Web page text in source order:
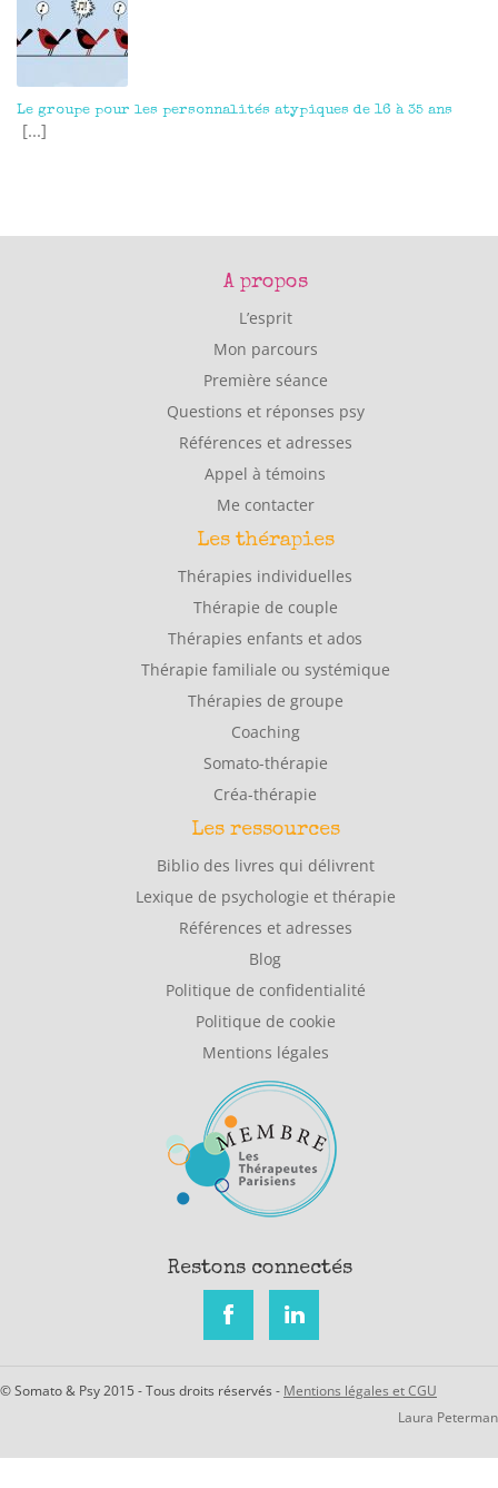
Le groupe pour les personnalités atypiques de 16 à 35 ans
[...]
A propos
L’esprit
Mon parcours
Première séance
Questions et réponses psy
Références et adresses
Appel à témoins
Me contacter
Les thérapies
Thérapies individuelles
Thérapie de couple
Thérapies enfants et ados
Thérapie familiale ou systémique
Thérapies de groupe
Coaching
Somato-thérapie
Créa-thérapie
Les ressources
Biblio des livres qui délivrent
Lexique de psychologie et thérapie
Références et adresses
Blog
Politique de confidentialité
Politique de cookie
Mentions légales
Restons connectés
© Somato & Psy 2015 - Tous droits réservés - Mentions légales et CGU
Laura Peterman